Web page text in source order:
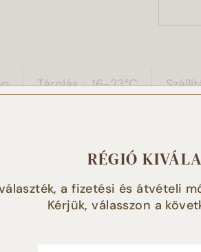
Tárolás 16-23°C
RÉGIÓ
a fizetési és átvételi
Kérjük, válasszon a
a weboldal sütiket használ!
magasabb szintű
illetve marketing